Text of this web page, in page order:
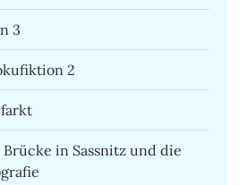
3
2
in Sassnitz und die